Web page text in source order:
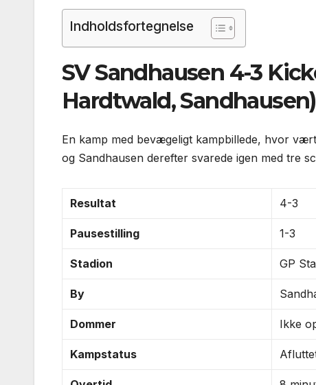
Indholdsfortegnelse
SV Sandhausen 4-3
Hardtwald, Sandhausen)
En kamp med bevægeligt kampbillede, hvor
og Sandhausen derefter svarede igen med tre
Resultat 4-3
Pausestilling 1-3
Stadion GP
By
Dommer Ikke
Kampstatus